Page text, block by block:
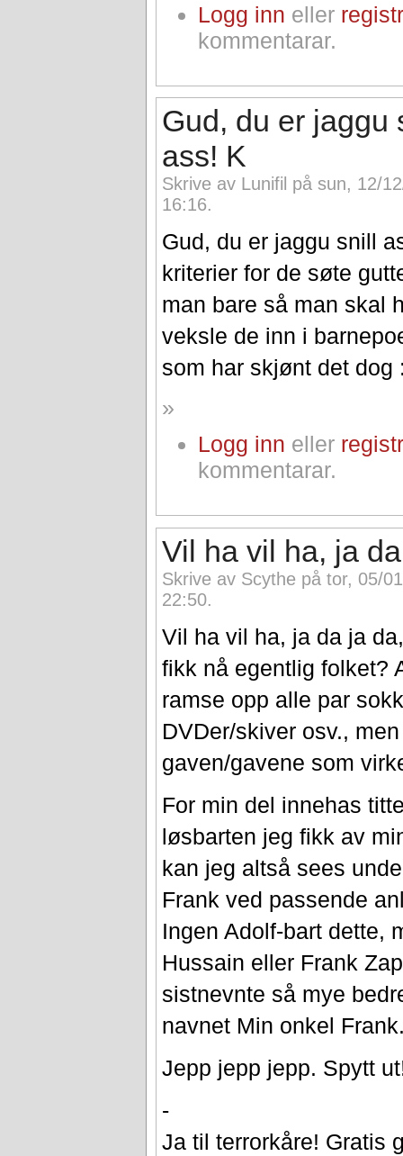
Logg inn eller
kommentarar.
Gud, du er jaggu
ass! K
Skrive av Lunifil på sun, 12/
16:16.
Gud, du er jaggu snill
kriterier for de søte
man bare så man skal
veksle de inn i
som har skjønt det dog
»
Logg inn eller
kommentarar.
Vil ha vil ha, ja
Skrive av Scythe på tor, 05/
22:50.
Vil ha vil ha, ja da ja
fikk nå egentlig folket?
ramse opp alle par
DVDer/skiver osv.,
gaven/gavene som
For min del innehas
løsbarten jeg fikk av
kan jeg altså sees
Frank ved passende
Ingen Adolf-bart dette,
Hussain eller Frank
sistnevnte så mye
navnet Min onkel
Jepp jepp jepp. Spytt
-
Ja til terrorkåre! Gratis